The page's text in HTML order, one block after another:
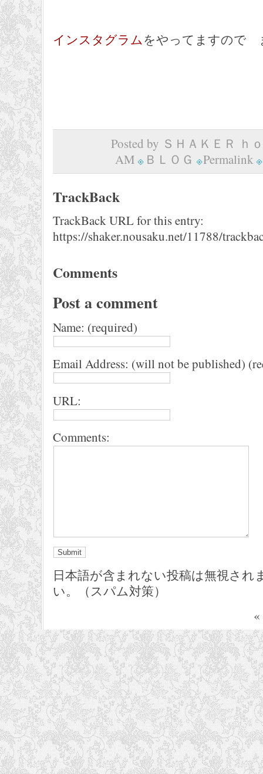
インスタグラムをやってますので
Posted by ＳＨＡＫＥＲ ｈ
AM
ＢＬＯＧ Permalink
TrackBack
TrackBack URL for this entry:
https://shaker.nousaku.net/11788/
Comments
Post a comment
Name: (required)
Email Address: (will not be published)
URL:
Comments:
日本語が含まれない投稿は無視され
い。（スパム対策）
«